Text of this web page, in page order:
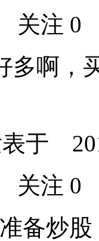
关注 0
多啊，
于
关注 0
备炒股